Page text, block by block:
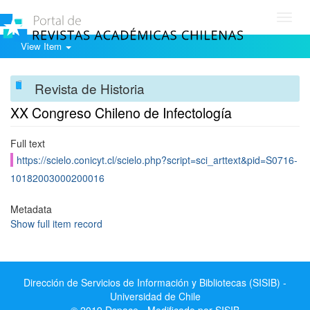
View Item
Revista de Historia
XX Congreso Chileno de Infectología
Full text
https://scielo.conicyt.cl/scielo.php?script=sci_arttext&pid=S0716-
10182003000200016
Metadata
Show full item record
Dirección de Servicios de Información y Bibliotecas (SISIB) -
Universidad de Chile